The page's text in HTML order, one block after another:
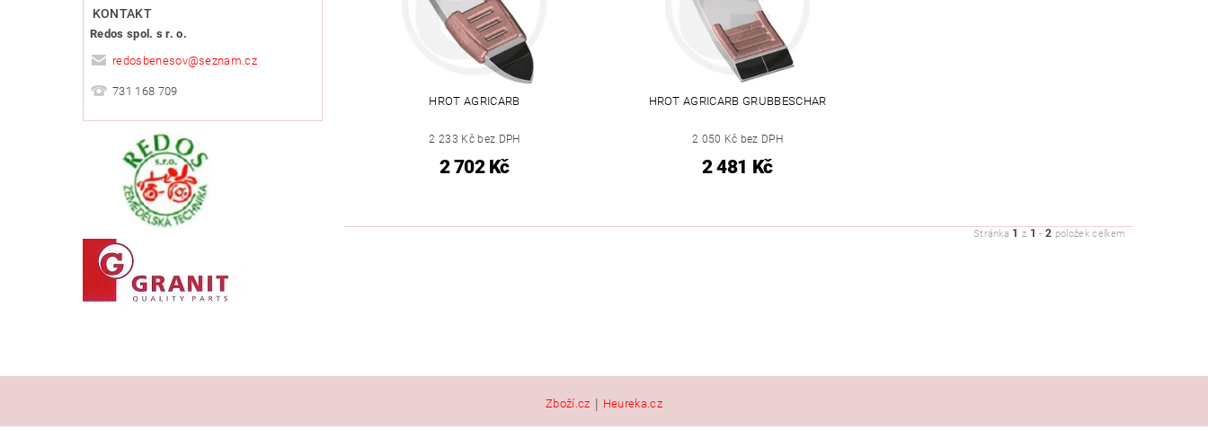
KONTAKT
Redos spol. s r. o.
redosbenesov@seznam.cz
731 168 709
HROT AGRICARB
2 233 Kč bez DPH
2 702 Kč
HROT AGRICARB GRUBBESCHAR
2 050 Kč bez DPH
2 481 Kč
Stránka 1 z 1 -2 položek celkem
Zboží.cz | Heureka.cz